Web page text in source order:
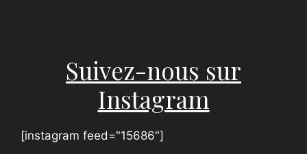
Suivez-nous sur
Instagram
[instagram feed="15686"]